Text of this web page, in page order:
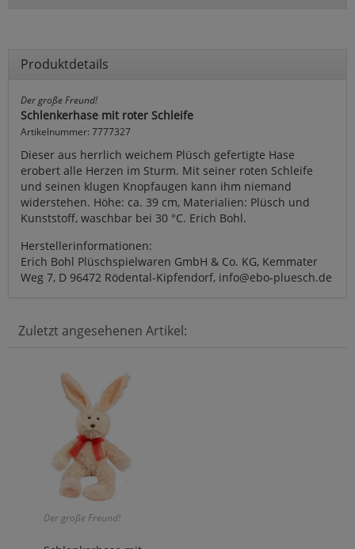
Produktdetails
Der große Freund!
Schlenkerhase mit roter Schleife
Artikelnummer: 7777327
Dieser aus herrlich weichem Plüsch gefertigte Hase
erobert alle Herzen im Sturm. Mit seiner roten Schleife
und seinen klugen Knopfaugen kann ihm niemand
widerstehen. Höhe: ca. 39 cm, Materialien: Plüsch und
Kunststoff, waschbar bei 30 °C. Erich Bohl.
Herstellerinformationen:
Erich Bohl Plüschspielwaren GmbH & Co. KG, Kemmater
Weg 7, D 96472 Rödental-Kipfendorf, info@ebo-pluesch.de
Zuletzt angesehenen Artikel:
Der große Freund!